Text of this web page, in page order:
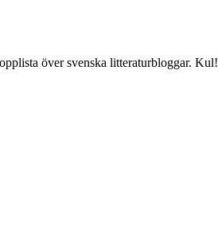
över svenska litteraturbloggar. Kul!